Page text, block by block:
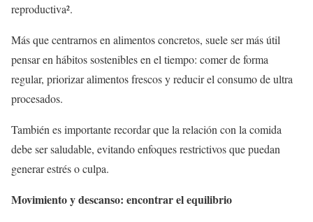
reproductiva².
Más que centrarnos en alimentos concretos, suele ser más útil
pensar en hábitos sostenibles en el tiempo: comer de forma
regular, priorizar alimentos frescos y reducir el consumo de ultra
procesados.
También es importante recordar que la relación con la comida
debe ser saludable, evitando enfoques restrictivos que puedan
generar estrés o culpa.
Movimiento y descanso: encontrar el equilibrio